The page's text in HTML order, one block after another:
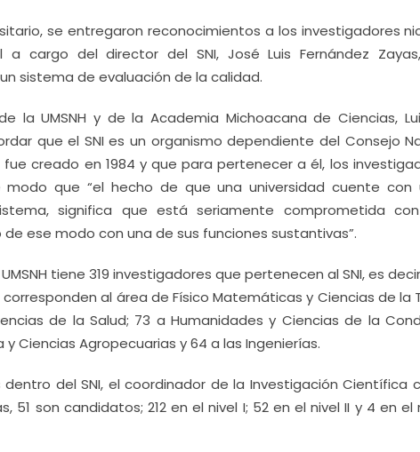
se entregaron reconocimientos a los investigadores
a cargo del director del SNI, José Luis Fernández
sistema de evaluación de la calidad.
la UMSNH y de la Academia Michoacana de Ciencias,
que el SNI es un organismo dependiente del Consejo
creado en 1984 y que para pertenecer a él, los
modo que “el hecho de que una universidad cuente
significa que está seriamente comprometida
ese modo con una de sus funciones sustantivas”.
tiene 319 investigadores que pertenecen al SNI, es
al área de Físico Matemáticas y Ciencias de la
de la Salud; 73 a Humanidades y Ciencias de la
Ciencias Agropecuarias y 64 a las Ingenierías.
del SNI, el coordinador de la Investigación Científica
51 son candidatos; 212 en el nivel I; 52 en el nivel II y 4 en el